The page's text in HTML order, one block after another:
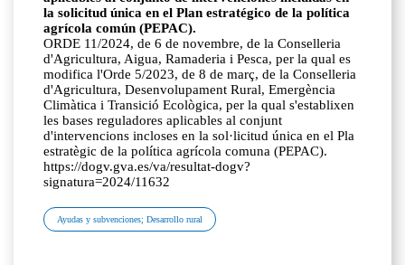
la solicitud única en el Plan estratégico de la política
agrícola común (PEPAC).
ORDE 11/2024, de 6 de novembre, de la Conselleria
d'Agricultura, Aigua, Ramaderia i Pesca, per la qual es
modifica l'Orde 5/2023, de 8 de març, de la Conselleria
d'Agricultura, Desenvolupament Rural, Emergència
Climàtica i Transició Ecològica, per la qual s'establixen
les bases reguladores aplicables al conjunt
d'intervencions incloses en la sol·licitud única en el Pla
estratègic de la política agrícola comuna (PEPAC).
https://dogv.gva.es/va/resultat-dogv?
signatura=2024/11632
Ayudas y subvenciones; Desarrollo rural